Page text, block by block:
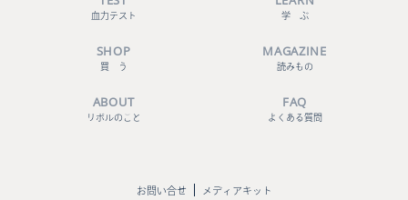
血力テスト 学 ぶ
SHOP
買 う
MAGAZINE
読みもの
ABOUT
リボルのこと
FAQ
よくある質問
お問い合せ メディアキット